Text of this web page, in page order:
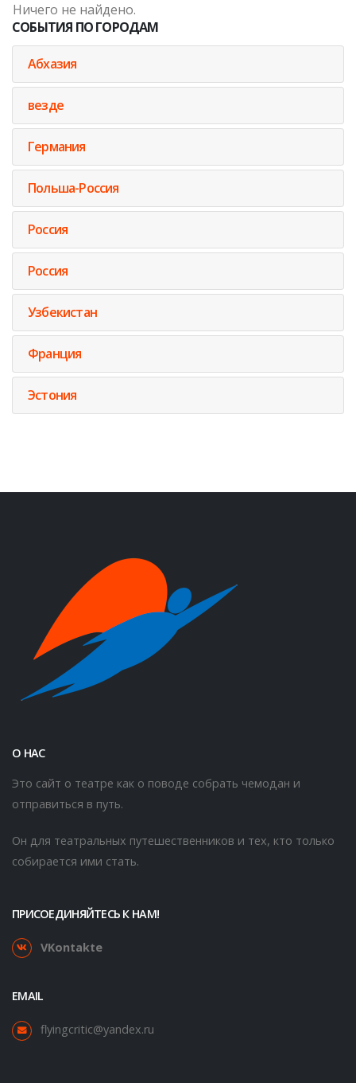
Ничего не найдено.
СОБЫТИЯ ПО ГОРОДАМ
Абхазия
везде
Германия
Польша-Россия
Россия
Россия
Узбекистан
Франция
Эстония
О НАС
Это сайт о театре как о поводе собрать чемодан и
отправиться в путь.
Он для театральных путешественников и тех, кто только
собирается ими стать.
ПРИСОЕДИНЯЙТЕСЬ К НАМ!
VKontakte
EMAIL
flyingcritic@yandex.ru